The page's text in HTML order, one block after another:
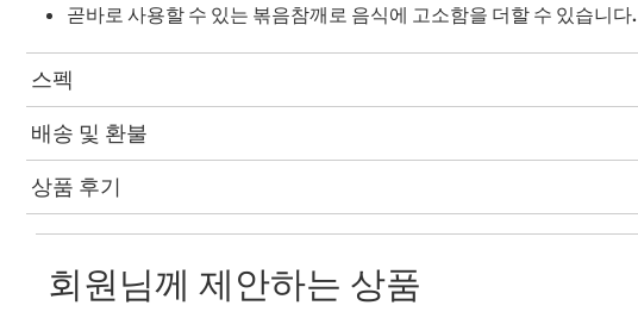
곧바로 사용할 수 있는 볶음참깨로 음식에 고소함을 더할 수 있습니다.
스펙
배송 및 환불
상품 후기
회원님께 제안하는 상품